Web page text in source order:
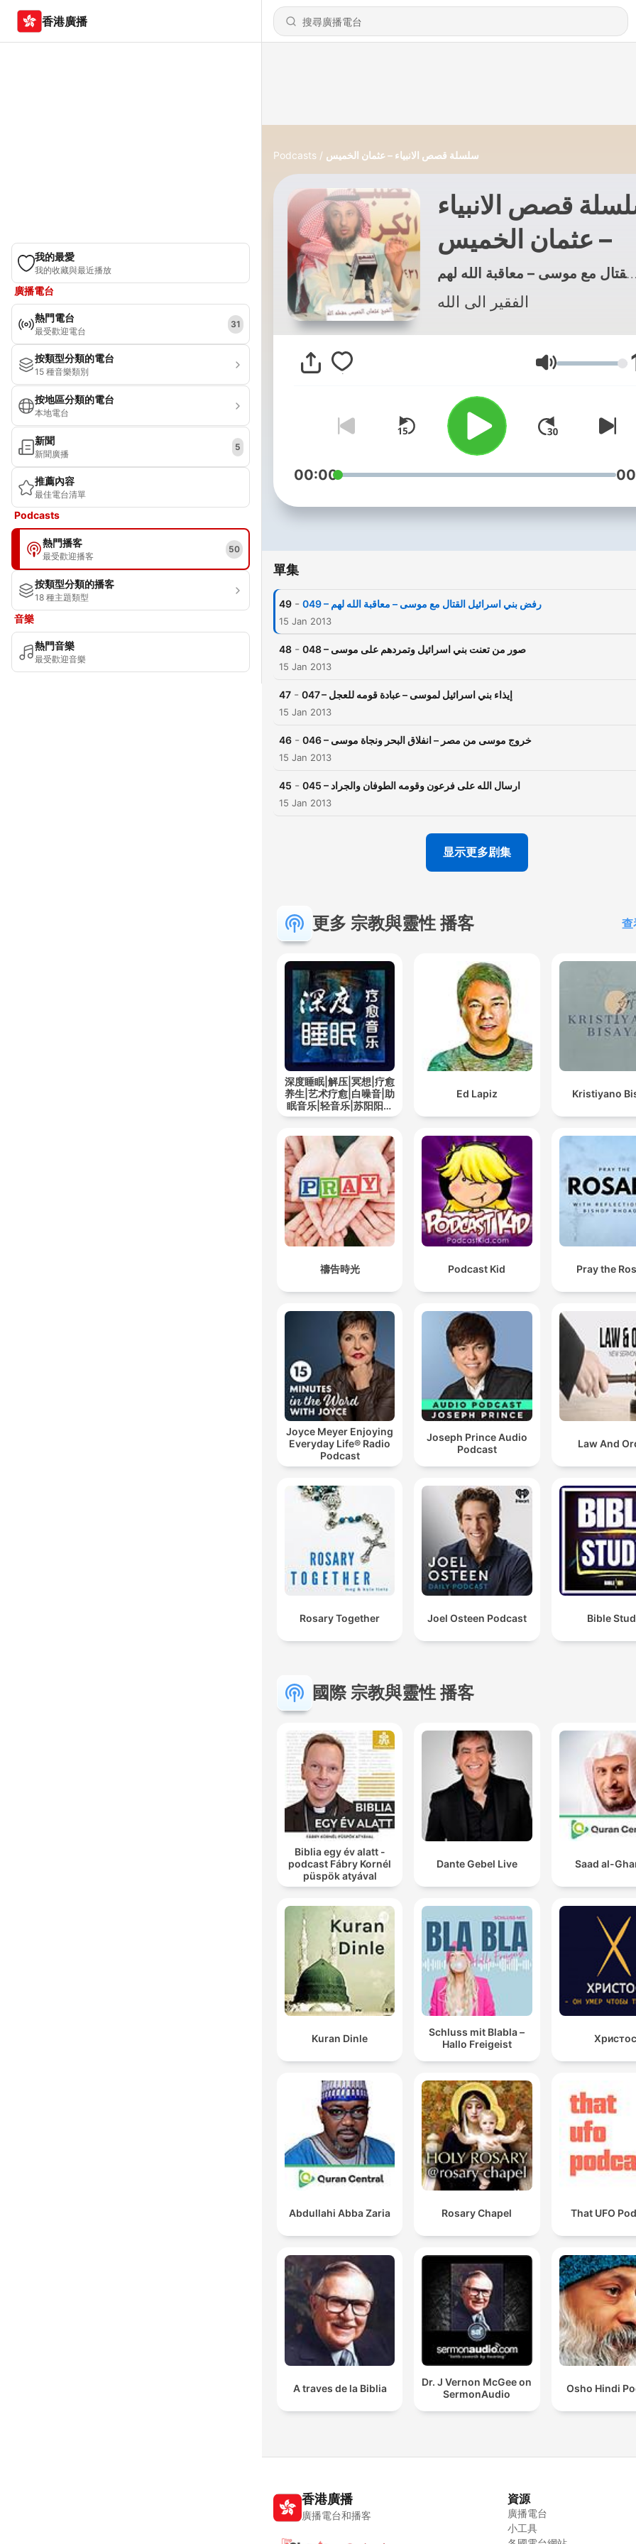
香港廣播
我的最愛
我的收藏與最近播放
廣播電台
熱門電台
最受歡迎電台
31
按類型分類的電台
15 種音樂類別
按地區分類的電台
本地電台
新聞
新聞廣播
5
推薦內容
最佳電台清單
Podcasts
熱門播客
最受歡迎播客
50
按類型分類的播客
18 種主題類型
音樂
熱門音樂
最受歡迎音樂
Podcasts سلسلة قصص الانبياء – عثمان الخميس
قصص الانبياء
– عثمان الخميس
الفقير الى الله
音量
00:00
單集
49 - 049 – رفض بني اسرائيل القتال مع موسى – معاقبة الله لهم
15 Jan 2013
48 - 048 – صور من تعنت بني اسرائيل وتمردهم على موسى
15 Jan 2013
47 - 047 – إيذاء بني اسرائيل لموسى – عبادة قومه للعجل
15 Jan 2013
46 - 046 – خروج موسى من مصر – انفلاق البحر ونجاة موسى
15 Jan 2013
45 - 045 – ارسال الله على فرعون وقومه الطوفان والجراد
15 Jan 2013
显示更多剧集
更多 宗教與靈性 播客 查
深度睡眠|解压|冥想|疗愈
养生|艺术疗愈|白噪音|助
眠音乐|轻音乐|苏阳阳频
道
Ed Lapiz Kristiyano
禱告時光 Podcast Kid Pray the
Joyce Meyer Enjoying
Everyday Life® Radio
Podcast
Joseph Prince Audio
Podcast
Law And
Rosary Together Joel Osteen Podcast Bible
國際 宗教與靈性 播客
Biblia egy év alatt -
podcast Fábry Kornél
püspök atyával
Dante Gebel Live Saad al-
Kuran Dinle
Schluss mit Blabla –
Hallo Freigeist
Христос
Abdullahi Abba Zaria Rosary Chapel That UFO
A traves de la Biblia
Dr. J Vernon McGee on
SermonAudio
Osho Hindi
香港廣播
廣播電台和播客
資源
廣播電台
小工具